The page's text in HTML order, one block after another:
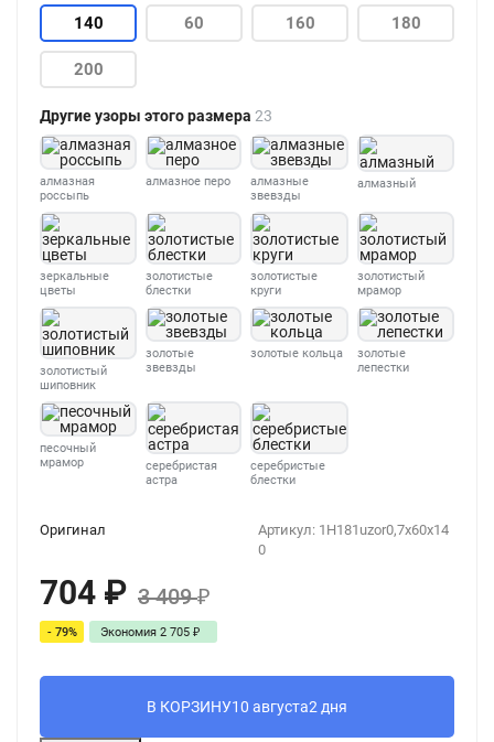
140 60 160 180
200
Другие узоры этого размера 23
алмазная
россыпь
алмазное перо
алмазные
звевзды
алмазный
зеркальные
цветы
золотистые
блестки
золотистые
круги
золотистый
мрамор
золотистый
шиповник
золотые
звевзды
золотые кольца
золотые
лепестки
песочный
мрамор
серебристая
астра
серебристые
блестки
Артикул: 1H181uzor0,7x60x14
0
Оригинал
704 ₽ 3 409₽
- 79% Экономия 2 705 ₽
В КОРЗИНУ10 августа2 дня